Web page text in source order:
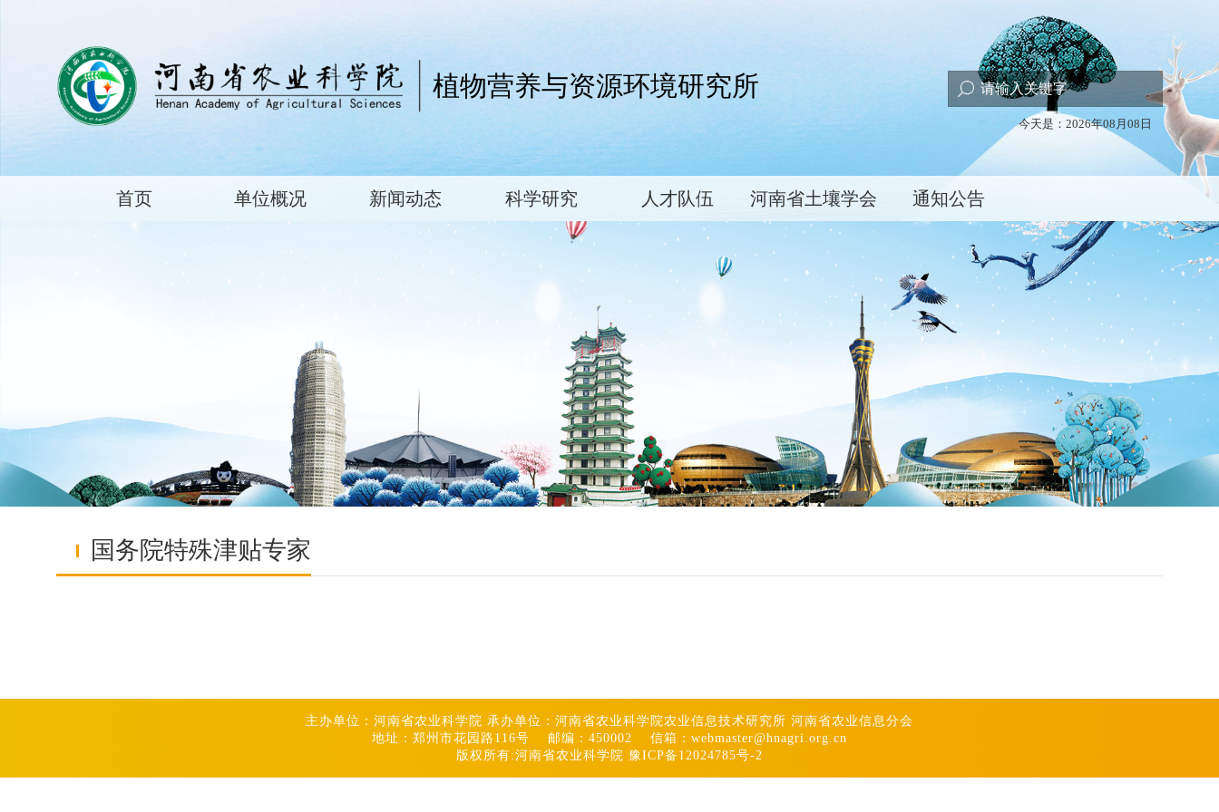
植物营养与资源环境研究所
今天是：2026年08月08日
首页 单位概况 新闻动态 科学研究 人才队伍 河南省土壤学会 通知公告
国务院特殊津贴专家
主办单位：河南省农业科学院 承办单位：河南省农业科学院农业信息技术研究所 河南省农业信息分会
地址：郑州市花园路116号 邮编：450002 信箱：webmaster@hnagri.org.cn
版权所有:河南省农业科学院 豫ICP备12024785号-2